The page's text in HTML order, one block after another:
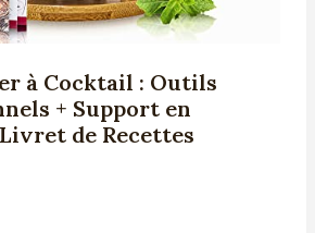
à Cocktail : Outils
+ Support en
de Recettes